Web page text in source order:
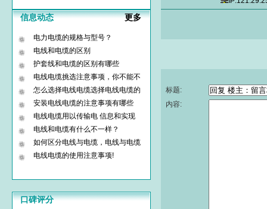
更多
信息动态
电力电缆的规格与型号？
电线和电缆的区别
护套线和电缆的区别有哪些
电线电缆挑选注意事项，你不能不
怎么选择电线电缆选择电线电缆的
安装电线电缆的注意事项有哪些
电线电缆用以传输电 信息和实现
电线和电缆有什么不一样？
如何区分电线与电缆，电线与电缆
电线电缆的使用注意事项!
口碑评分
标题:
内容: